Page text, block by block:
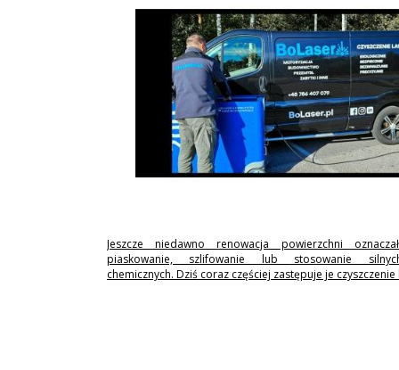
Jeszcze niedawno renowacja powierzchni
piaskowanie, szlifowanie lub stosowanie
chemicznych. Dziś coraz częściej zastępuje je